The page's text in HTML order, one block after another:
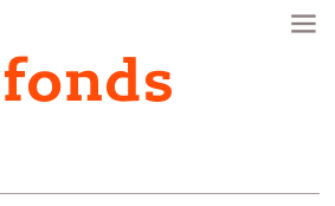
fonds